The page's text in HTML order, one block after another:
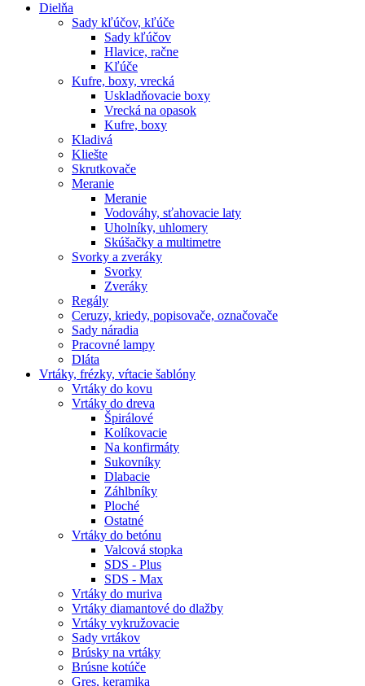
Dielňa
Sady kľúčov, kľúče
Sady kľúčov
Hlavice, račne
Kľúče
Kufre, boxy, vrecká
Uskladňovacie boxy
Vrecká na opasok
Kufre, boxy
Kladivá
Kliešte
Skrutkovače
Meranie
Meranie
Vodováhy, sťahovacie laty
Uholníky, uhlomery
Skúšačky a multimetre
Svorky a zveráky
Svorky
Zveráky
Regály
Ceruzy, kriedy, popisovače, označovače
Sady náradia
Pracovné lampy
Dláta
Vrtáky, frézky, vŕtacie šablóny
Vrtáky do kovu
Vrtáky do dreva
Špirálové
Kolíkovacie
Na konfirmáty
Sukovníky
Dlabacie
Záhlbníky
Ploché
Ostatné
Vrtáky do betónu
Valcová stopka
SDS - Plus
SDS - Max
Vrtáky do muriva
Vrtáky diamantové do dlažby
Vrtáky vykružovacie
Sady vrtákov
Brúsky na vrtáky
Brúsne kotúče
Gres, keramika